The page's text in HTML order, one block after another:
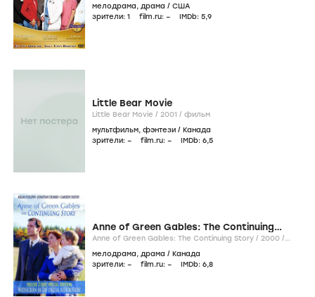
мелодрама, драма / США
зрители: 1 film.ru: – IMDb: 5,9
Little Bear Movie
Little Bear Movie / 2001 / фильм
мультфильм, фэнтези / Канада
зрители: – film.ru: – IMDb: 6,5
Anne of Green Gables: The Continuing
Story
Anne of Green Gables: The Continuing Story / 2000 /
мелодрама, драма / Канада
зрители: – film.ru: – IMDb: 6,8